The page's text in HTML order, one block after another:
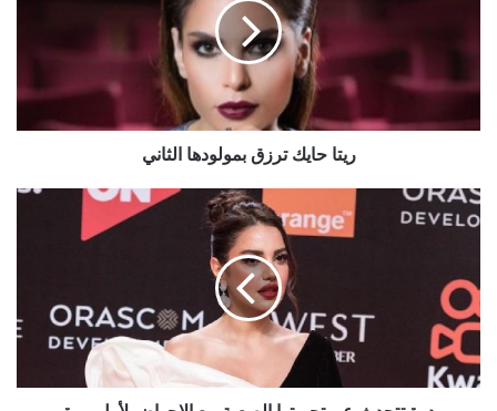
ريتا حايك ترزق بمولودها الثاني
درة
تتحدث
الصعبة
مع
الإجهاض
لأول
مرة